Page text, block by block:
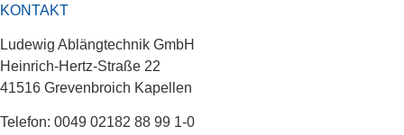
KONTAKT
Ludewig Ablängtechnik GmbH
Heinrich-Hertz-Straße 22
41516 Grevenbroich Kapellen
Telefon: 0049 02182 88 99 1-0